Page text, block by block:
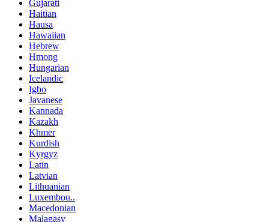
Gujarati
Haitian
Hausa
Hawaiian
Hebrew
Hmong
Hungarian
Icelandic
Igbo
Javanese
Kannada
Kazakh
Khmer
Kurdish
Kyrgyz
Latin
Latvian
Lithuanian
Luxembou..
Macedonian
Malagasy